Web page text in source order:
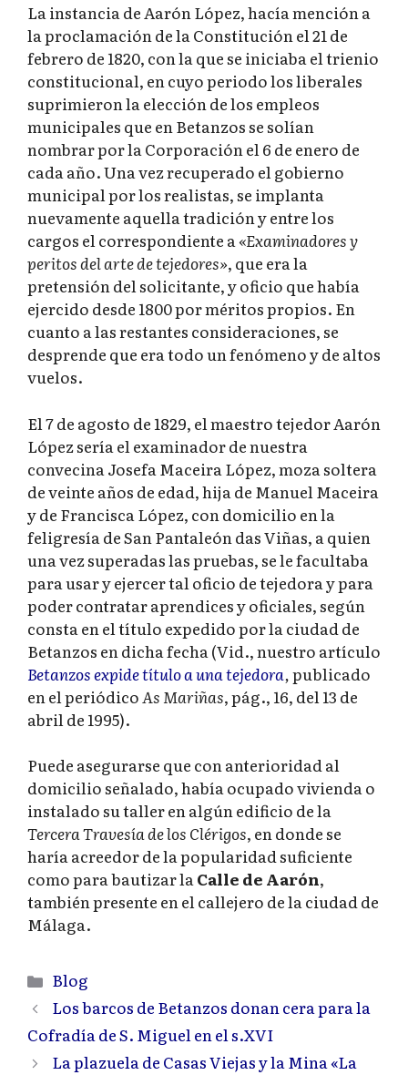
La instancia de Aarón López, hacía mención a
la proclamación de la Constitución el 21 de
febrero de 1820, con la que se iniciaba el trienio
constitucional, en cuyo periodo los liberales
suprimieron la elección de los empleos
municipales que en Betanzos se solían
nombrar por la Corporación el 6 de enero de
cada año. Una vez recuperado el gobierno
municipal por los realistas, se implanta
nuevamente aquella tradición y entre los
cargos el correspondiente a«Examinadores y
peritos del arte de tejedores», que era la
pretensión del solicitante, y oficio que había
ejercido desde 1800 por méritos propios. En
cuanto a las restantes consideraciones, se
desprende que era todo un fenómeno y de altos
vuelos.
El 7 de agosto de 1829, el maestro tejedor Aarón
López sería el examinador de nuestra
convecina Josefa Maceira López, moza soltera
de veinte años de edad, hija de Manuel Maceira
y de Francisca López, con domicilio en la
feligresía de San Pantaleón das Viñas, a quien
una vez superadas las pruebas, se le facultaba
para usar y ejercer tal oficio de tejedora y para
poder contratar aprendices y oficiales, según
consta en el título expedido por la ciudad de
Betanzos en dicha fecha (Vid., nuestro artículo
Betanzos expide título a una tejedora, publicado
en el periódico As Mariñas, pág., 16, del 13 de
abril de 1995).
Puede asegurarse que con anterioridad al
domicilio señalado, había ocupado vivienda o
instalado su taller en algún edificio de la
Tercera Travesía de los Clérigos, en donde se
haría acreedor de la popularidad suficiente
como para bautizar laCalle de Aarón,
también presente en el callejero de la ciudad de
Málaga.
Categorías
Blog
Los barcos de Betanzos donan cera para la
Cofradía de S. Miguel en el s.XVI
La plazuela de Casas Viejas y la Mina «La